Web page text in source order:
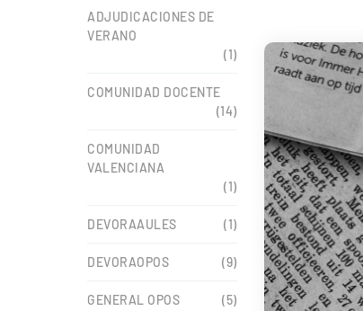
ADJUDICACIONES DE
VERANO
(1)
COMUNIDAD DOCENTE
(14)
COMUNIDAD
VALENCIANA
(1)
DEVORAAULES (1)
DEVORAOPOS (9)
GENERAL OPOS (5)